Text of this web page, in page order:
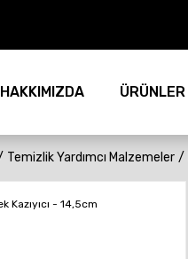
HAKKIMIZDA ÜRÜNLER
Temizlik Yardımcı Malzemeler